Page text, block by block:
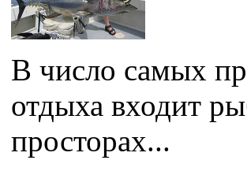
В число самых
отдыха входит
просторах...